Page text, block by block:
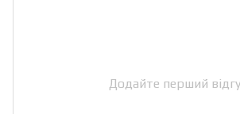
Додайте перший